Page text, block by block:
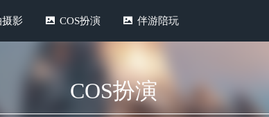
摄影 COS扮演 伴游陪玩
COS扮演